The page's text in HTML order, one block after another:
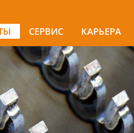
СЕРВИС КАРЬЕРА